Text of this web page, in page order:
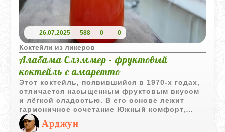
26.07.2025 588 0 0
Коктейли из ликеров
Алабама Слэммер - фруктовый
коктейль с амаретто
Этот коктейль, появившийся в 1970-х годах,
отличается насыщенным фруктовым вкусом
и лёгкой сладостью. В его основе лежит
гармоничное сочетание Южный комфорт,
амаретто, сливовой джин и апельсинового
сока. Его можно подать как классический
Арджун